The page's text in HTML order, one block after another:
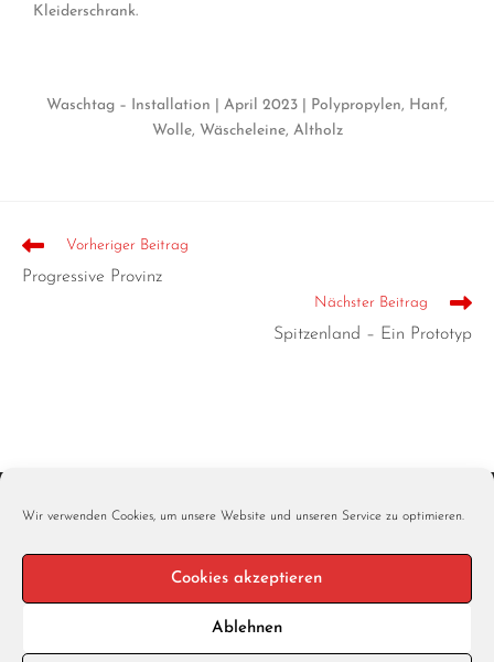
Wir verwenden Cookies, um unsere Website und unseren Service zu optimieren.
Cookies akzeptieren
Ablehnen
Kleiderschrank.
Waschtag – Installation | April 2023 | Polypropylen, Hanf,
Wolle, Wäscheleine, Altholz
Vorheriger Beitrag
Progressive Provinz
Nächster Beitrag
Spitzenland – Ein Prototyp